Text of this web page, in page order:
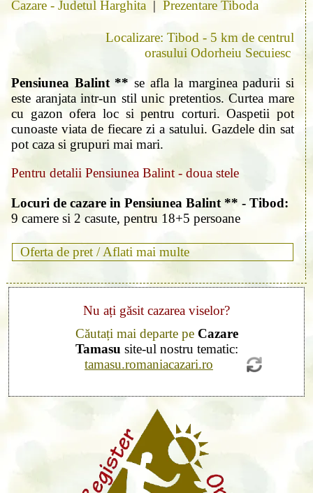
Cazare - Judetul Harghita | Prezentare Tiboda
Localizare: Tibod - 5 km de centrul
orasului Odorheiu Secuiesc
Pensiunea Balint ** se afla la marginea padurii si
este aranjata intr-un stil unic pretentios. Curtea mare
cu gazon ofera loc si pentru corturi. Oaspetii pot
cunoaste viata de fiecare zi a satului. Gazdele din sat
pot caza si grupuri mai mari.
Pentru detalii Pensiunea Balint - doua stele
Locuri de cazare in Pensiunea Balint ** - Tibod:
9 camere si 2 casute, pentru 18+5 persoane
Oferta de pret / Aflati mai multe
Nu ați găsit cazarea viselor?
Căutați mai departe pe Cazare
Tamasu site-ul nostru tematic:
tamasu.romaniacazari.ro